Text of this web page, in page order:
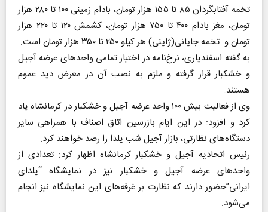
تخمه آفتابگردان ۸۵ تا ۱۵۵ هزار تومان، بادام زمینی ۱۰۰ تا ۲۸۰ هزار
تومان، مغز بادام ۴۰۰ تا ۷۵۰ هزار تومان، کشمش ۱۲۰ تا ۲۲۰ هزار
تومان و تخمه جاپانی(ژاپنی) هر کیلو ۲۵۰ تا ۳۵۰ هزار تومان است.
به گفته اسفندیاری، نرخ‌نامه در اختیار تمامی واحدهای عرضه آجیل
و خشکبار قرار گرفته و ملزم به نصب آن در معرض دید عموم
هستند.
وی از فعالیت بیش ۱۰۰ واحد عرضه آجیل و خشکبار در کرمانشاه یاد
کرد و افزود: در این ایام بازرسین اتاق اصناف با همراهی سایر
دستگاه‌های نظارتی، بازار آجیل شب یلدا را رصد خواهند کرد.
رئیس اتحادیه آجیل و خشکبار کرمانشاه اظهار کرد: تعدادی از
واحدهای عرضه آجیل و خشکبار نیز در نمایشگاه “یلدای
ایرانی”حضور دارند که نظارت بر غرفه‌های این نمایشگاه نیز انجام
می‌شود.